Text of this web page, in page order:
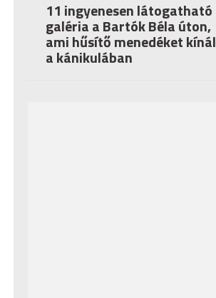
11 ingyenesen látogatható
galéria a Bartók Béla úton,
ami hűsítő menedéket kínál
a kánikulában